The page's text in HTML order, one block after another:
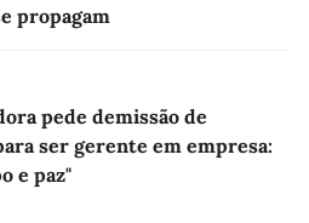
propagam
pede demissão de
ser gerente em empresa:
e paz"